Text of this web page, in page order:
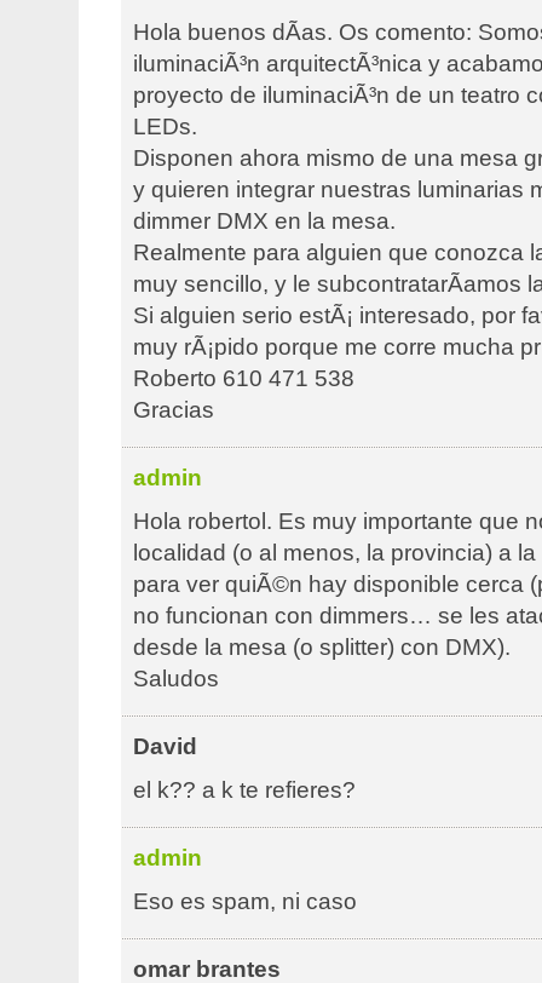
Hola buenos dÃ­as. Os comento:
iluminaciÃ³n arquitectÃ³nica y
proyecto de iluminaciÃ³n de un teatro
LEDs.
Disponen ahora mismo de una mesa
y quieren integrar nuestras luminarias
dimmer DMX en la mesa.
Realmente para alguien que conozca
muy sencillo, y le subcontratarÃ­amos
Si alguien serio estÃ¡ interesado, por
muy rÃ¡pido porque me corre mucha
Roberto 610 471 538
Gracias
admin
Hola robertol. Es muy importante que
localidad (o al menos, la provincia) a
para ver quiÃ©n hay disponible cerca
no funcionan con dimmers… se les
desde la mesa (o splitter) con DMX).
Saludos
David
el k?? a k te refieres?
admin
Eso es spam, ni caso
omar brantes